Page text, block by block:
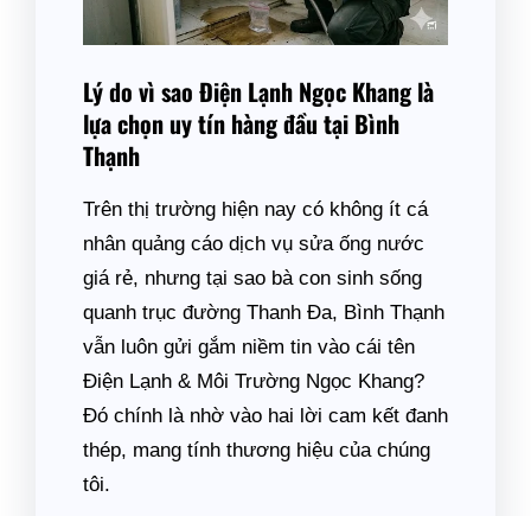
Lý do vì sao Điện Lạnh Ngọc Khang là
lựa chọn uy tín hàng đầu tại Bình
Thạnh
Trên thị trường hiện nay có không ít cá
nhân quảng cáo dịch vụ sửa ống nước
giá rẻ, nhưng tại sao bà con sinh sống
quanh trục đường Thanh Đa, Bình Thạnh
vẫn luôn gửi gắm niềm tin vào cái tên
Điện Lạnh & Môi Trường Ngọc Khang?
Đó chính là nhờ vào hai lời cam kết đanh
thép, mang tính thương hiệu của chúng
tôi.